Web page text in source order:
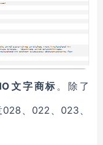
文字商标 。除了
、022、023、